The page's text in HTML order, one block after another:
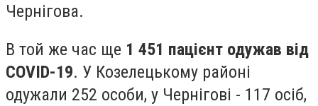
Чернігова.
В той же час ще 1 451 пацієнт одужав від
COVID-19. У Козелецькому районі
одужали 252 особи, у Чернігові - 117 осіб,